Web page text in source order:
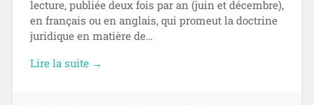
lecture, publiée deux fois par an (juin et décembre),
en français ou en anglais, qui promeut la doctrine
juridique en matière de…
Lire la suite →